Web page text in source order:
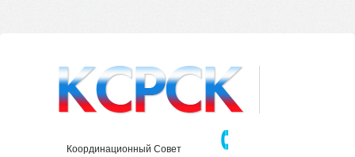
Координационный Совет